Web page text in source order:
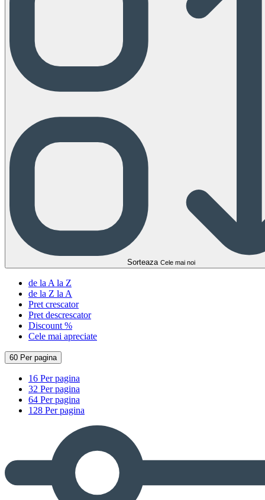
Sorteaza Cele mai noi
de la A la Z
de la Z la A
Pret crescator
Pret descrescator
Discount %
Cele mai apreciate
60 Per pagina
16 Per pagina
32 Per pagina
64 Per pagina
128 Per pagina